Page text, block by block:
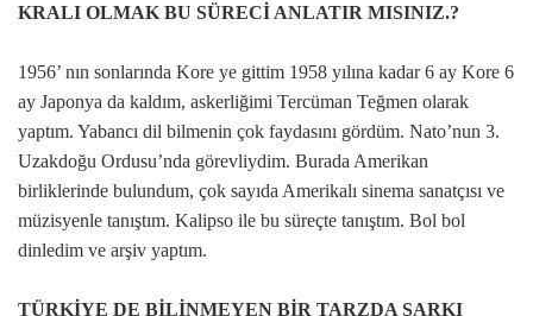
KRALI OLMAK BU SÜRECİ ANLATIR MISINIZ.?
1956’ nın sonlarında Kore ye gittim 1958 yılına kadar 6 ay Kore 6
ay Japonya da kaldım, askerliğimi Tercüman Teğmen olarak
yaptım. Yabancı dil bilmenin çok faydasını gördüm. Nato’nun 3.
Uzakdoğu Ordusu’nda görevliydim. Burada Amerikan
birliklerinde bulundum, çok sayıda Amerikalı sinema sanatçısı ve
müzisyenle tanıştım. Kalipso ile bu süreçte tanıştım. Bol bol
dinledim ve arşiv yaptım.
TÜRKİYE DE BİLİNMEYEN BİR TARZDA ŞARKI